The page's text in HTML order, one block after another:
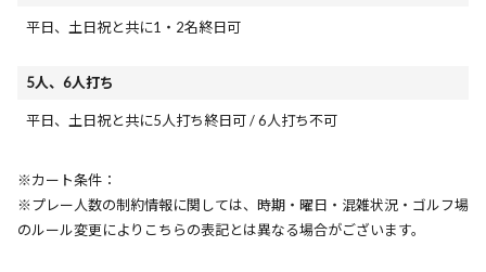
平日、土日祝と共に1・2名終日可
5人、6人打ち
平日、土日祝と共に5人打ち終日可 / 6人打ち不可
※カート条件：
※プレー人数の制約情報に関しては、時期・曜日・混雑状況・ゴルフ場
のルール変更によりこちらの表記とは異なる場合がございます。